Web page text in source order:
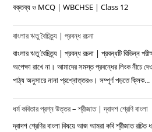
বক্তব্য ও MCQ | WBCHSE | Class 12
বাংলার ঋতু বৈচিত্র্য | প্রবন্ধ রচনা
বাংলার ঋতু বৈচিত্র্য | প্রবন্ধ রচনা | প্রবন্ধটি বিভিন্ন
অপেক্ষা রাখে না। আমাদের সমস্ত প্রবন্ধের লিংক নীচে
পাঠ্য অনুসারে নানা প্রশ্নোত্তরও। সম্পূর্ণ পড়তে ক্লিক...
ধর্ম কবিতার প্রশ্ন উত্তর – শ্রীজাত | দ্বাদশ শ্রেণি বাংলা
দ্বাদশ শ্রেণির বাংলা বিষয়ে আজ আমরা কবি শ্রীজাত রচিত